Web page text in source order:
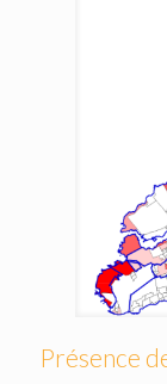
Présence